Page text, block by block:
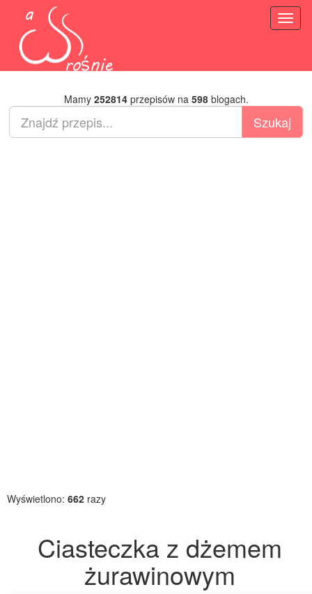
Mamy 252814przepisów na 598blogach.
Wyświetlono: 662 razy
Ciasteczka z dżemem
żurawinowym